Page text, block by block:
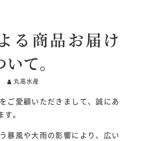
る商品お届け
て。
丸高水産
ご愛顧いただきまして、誠にあ
。
暴風や大雨の影響により、広い